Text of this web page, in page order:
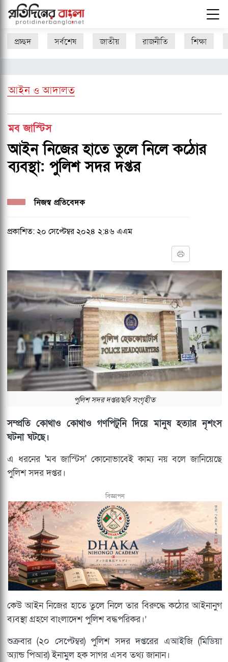
প্রচ্ছদ সর্বশেষ জাতীয় রাজনীতি শিক্ষা
আইন ও আদালত
মব জাস্টিস
আইন নিজের হাতে তুলে নিলে কঠোর
ব্যবস্থা: পুলিশ সদর দপ্তর
নিজস্ব প্রতিবেদক
প্রকাশিত: ২০ সেপ্টেম্বর ২০২৪ ২:৪৬ এএম
পুলিশ সদর দপ্তর/ছবি সংগৃহীত
সম্প্রতি কোথাও কোথাও গণপিটুনি দিয়ে মানুষ হত্যার নৃশংস
ঘটনা ঘটছে।
এ ধরনের 'মব জাস্টিস' কোনোভাবেই কাম্য নয় বলে জানিয়েছে
পুলিশ সদর দপ্তর।
বিজ্ঞাপন
কেউ আইন নিজের হাতে তুলে নিলে তার বিরুদ্ধে কঠোর আইনানুগ
ব্যবস্থা গ্রহণে বাংলাদেশ পুলিশ বদ্ধপরিকর।’
শুক্রবার (২০ সেপ্টেম্বর) পুলিশ সদর দপ্তরের এআইজি (মিডিয়া
অ্যান্ড পিআর) ইনামুল হক সাগর এসব তথ্য জানান।